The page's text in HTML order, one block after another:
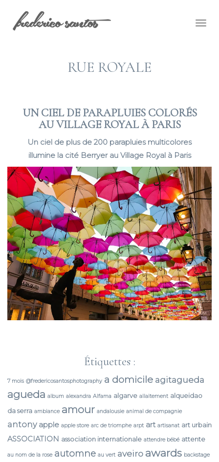
RUE ROYALE
UN CIEL DE PARAPLUIES COLORÉS
AU VILLAGE ROYAL À PARIS
Un ciel de plus de 200 parapluies multicolores
illumine la cité Berryer au Village Royal à Paris
Étiquettes :
7 mois @fredericosantosphotography a domicile agitagueda
agueda album alexandra Alfama algarve allaitement alqueidao
da serra ambiance amour andalousie animal de compagnie
antony apple apple store arc de triomphe arpt art artisanat art urbain
ASSOCIATION association internationale attendre bébé attente
au nom de la rose automne au vert aveiro awards backstage